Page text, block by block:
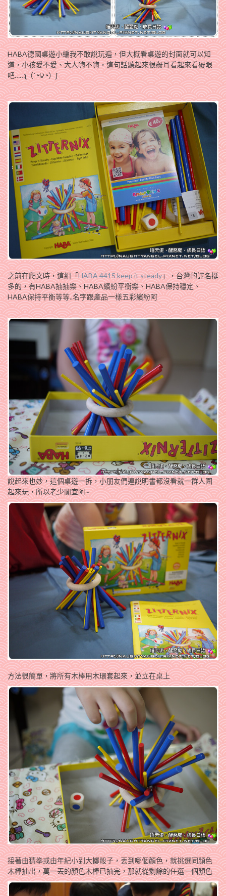
HABA德國桌遊小編我不敢說玩遍，但大概看桌遊的封面就可以知
道，小孩愛不愛、大人嗨不嗨，這句話聽起來很礙耳看起來看礙眼
吧……ʅ（´◔౪◔）ʃ
之前在爬文時，這組「HABA 4415 keep it steady」，台灣的譯名挺
多的，有HABA抽抽樂、HABA繽紛平衡樂、HABA保持穩定、
HABA保持平衡等等..名字跟產品一樣五彩繽紛阿
說起來也妙，這個桌遊一拆，小朋友們連說明書都沒看就一群人圍
起來玩，所以老少閒宜阿~
方法很簡單，將所有木棒用木環套起來，並立在桌上
接著由猜拳或由年紀小到大擲骰子，丟到哪個顏色，就挑選同顏色
木棒抽出，萬一丟的顏色木棒已抽完，那就從剩餘的任選一個顏色